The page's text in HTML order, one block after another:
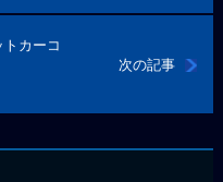
次の記事
カーコ